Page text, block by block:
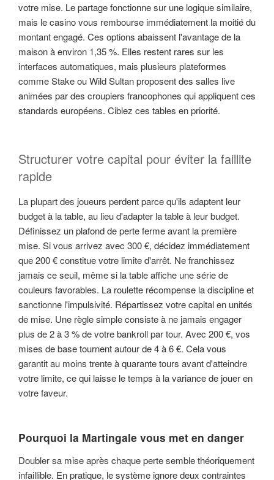
votre mise. Le partage fonctionne sur une logique similaire,
mais le casino vous rembourse immédiatement la moitié du
montant engagé. Ces options abaissent l'avantage de la
maison à environ 1,35 %. Elles restent rares sur les
interfaces automatiques, mais plusieurs plateformes
comme Stake ou Wild Sultan proposent des salles live
animées par des croupiers francophones qui appliquent ces
standards européens. Ciblez ces tables en priorité.
Structurer votre capital pour éviter la faillite
rapide
La plupart des joueurs perdent parce qu'ils adaptent leur
budget à la table, au lieu d'adapter la table à leur budget.
Définissez un plafond de perte ferme avant la première
mise. Si vous arrivez avec 300 €, décidez immédiatement
que 200 € constitue votre limite d'arrêt. Ne franchissez
jamais ce seuil, même si la table affiche une série de
couleurs favorables. La roulette récompense la discipline et
sanctionne l'impulsivité. Répartissez votre capital en unités
de mise. Une règle simple consiste à ne jamais engager
plus de 2 à 3 % de votre bankroll par tour. Avec 200 €, vos
mises de base tournent autour de 4 à 6 €. Cela vous
garantit au moins trente à quarante tours avant d'atteindre
votre limite, ce qui laisse le temps à la variance de jouer en
votre faveur.
Pourquoi la Martingale vous met en danger
Doubler sa mise après chaque perte semble théoriquement
infaillible. En pratique, le système ignore deux contraintes